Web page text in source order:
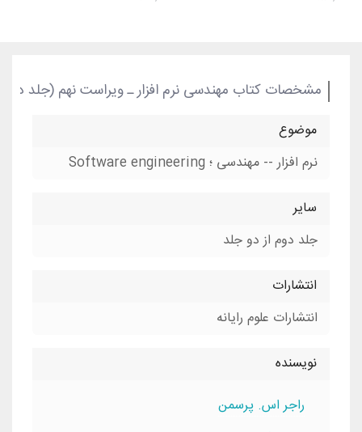
مشخصات کتاب مهندسی نرم افزار ـ ویراست نهم (جلد
موضوع
نرم افزار -- مهندسی ؛ Software engineering
سایر
جلد دوم از دو جلد
انتشارات
انتشارات علوم رایانه
نویسنده
راجر اس. پرسمن